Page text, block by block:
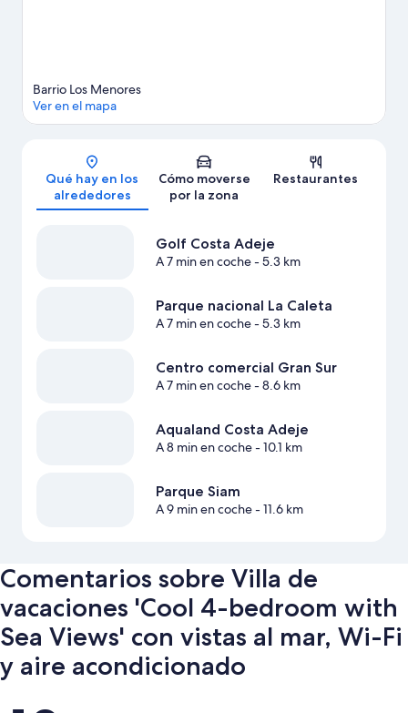
Mapa
Barrio Los Menores
Ver en el mapa
Qué hay en los
alrededores
Cómo moverse
por la zona
Restaurantes
Golf Costa Adeje
A 7 min en coche- 5.3 km
Parque nacional La Caleta
A 7 min en coche- 5.3 km
Centro comercial Gran Sur
A 7 min en coche- 8.6 km
Aqualand Costa Adeje
A 8 min en coche- 10.1 km
Parque Siam
A 9 min en coche- 11.6 km
Comentarios sobre Villa de
vacaciones 'Cool 4-bedroom with
Sea Views' con vistas al mar, Wi-Fi
y aire acondicionado
Comentarios